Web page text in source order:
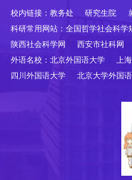
校内链接： 教务处 研究生院
科研常用网站： 全国哲学社会科学
陕西社会科学网
西安市社科网
外语名校： 北京外国语大学 上
四川外国语大学
北京大学外国